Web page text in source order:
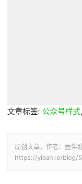
文章标签: 公众号样式,
原创文章，作者：壹伴
https://yiban.io/blog/